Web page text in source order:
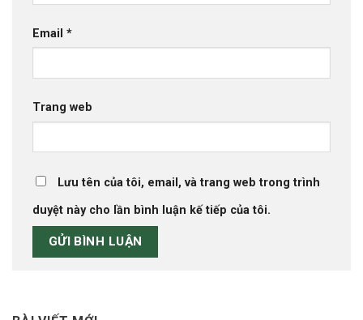
Email *
Trang web
Lưu tên của tôi, email, và trang web trong trình
duyệt này cho lần bình luận kế tiếp của tôi.